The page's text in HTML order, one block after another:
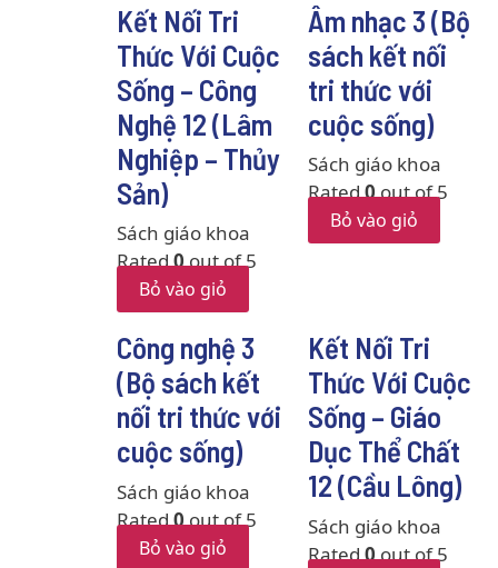
Kết Nối Tri
Thức Với Cuộc
Sống – Công
Nghệ 12 (Lâm
Nghiệp – Thủy
Sản)
Sách giáo khoa
Rated0out of 5
Bỏ vào giỏ
Âm nhạc 3 (Bộ
sách kết nối
tri thức với
cuộc sống)
Sách giáo khoa
Rated0out of 5
Bỏ vào giỏ
Công nghệ 3
(Bộ sách kết
nối tri thức với
cuộc sống)
Sách giáo khoa
Rated0out of 5
Bỏ vào giỏ
Kết Nối Tri
Thức Với Cuộc
Sống – Giáo
Dục Thể Chất
12 (Cầu Lông)
Sách giáo khoa
Rated0out of 5